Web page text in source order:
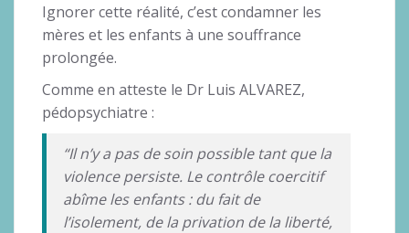
Ignorer cette réalité, c’est condamner les
mères et les enfants à une souffrance
prolongée.
Comme en atteste le Dr Luis ALVAREZ,
pédopsychiatre :
“Il n’y a pas de soin possible tant que la
violence persiste. Le contrôle coercitif
abîme les enfants : du fait de
l’isolement, de la privation de la liberté,